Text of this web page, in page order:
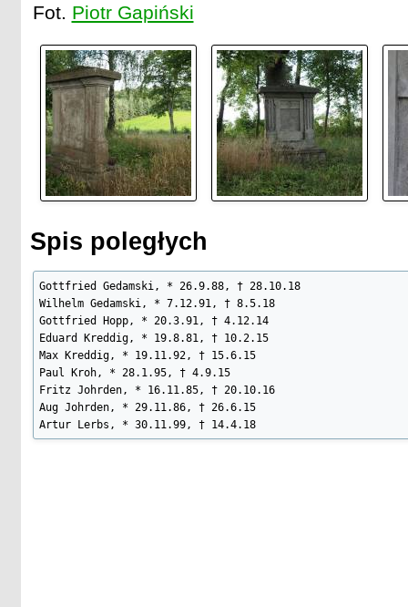
Fot. Piotr Gapiński
Spis poległych
Gottfried Gedamski, * 26.9.88, † 28.10.18
Wilhelm Gedamski, * 7.12.91, † 8.5.18
Gottfried Hopp, * 20.3.91, † 4.12.14
Eduard Kreddig, * 19.8.81, † 10.2.15
Max Kreddig, * 19.11.92, † 15.6.15
Paul Kroh, * 28.1.95, † 4.9.15
Fritz Johrden, * 16.11.85, † 20.10.16
Aug Johrden, * 29.11.86, † 26.6.15
Artur Lerbs, * 30.11.99, † 14.4.18